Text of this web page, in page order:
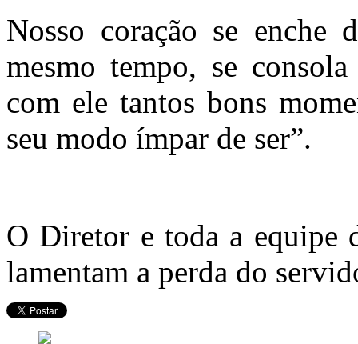
Nosso coração se enche
mesmo tempo, se
com ele tantos bons
seu modo ímpar de ser”.
O Diretor e toda a equipe
lamentam a perda do